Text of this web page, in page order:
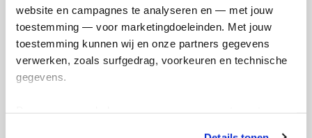
website en campagnes te analyseren en — met jouw
toestemming — voor marketingdoeleinden. Met jouw
toestemming kunnen wij en onze partners gegevens
verwerken, zoals surfgedrag, voorkeuren en technische
gegevens.
Creditcard
Referentie